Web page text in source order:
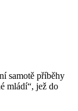
samotě příběhy
mládí“, jež do